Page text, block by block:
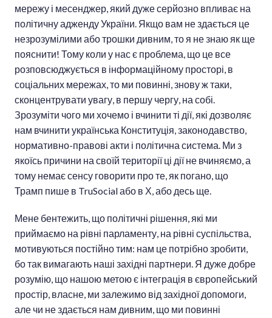
мережу і месенджер, який дуже серйозно впливає на
політичну адженду України. Якщо вам не здається це
незрозумілими або трошки дивним, то я не знаю як ще
пояснити! Тому коли у нас є проблема, що це все
розповсюджується в інформаційному просторі, в
соціальних мережах, то ми повинні, знову ж таки,
сконцентрувати увагу, в першу чергу, на собі.
Зрозуміти чого ми хочемо і вчинити ті дії, які дозволяє
нам вчинити українська Конституція, законодавство,
нормативно-правові акти і політична система. Ми з
якоїсь причини на своїй території ці дії не вчиняємо, а
тому немає сенсу говорити про те, як погано, що
Трамп пише в TruSocial або в Х, або десь ще.
Мене бентежить, що політичні рішення, які ми
приймаємо на рівні парламенту, на рівні суспільства,
мотивуються постійно тим: нам це потрібно зробити,
бо так вимагають наші західні партнери. Я дуже добре
розумію, що нашою метою є інтеграція в європейський
простір, власне, ми залежимо від західної допомоги,
але чи не здається нам дивним, що ми повинні